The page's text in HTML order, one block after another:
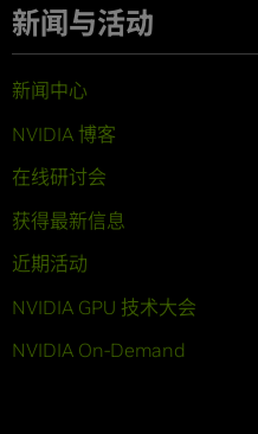
新闻与活动
新闻中心
NVIDIA 博客
在线研讨会
获得最新信息
近期活动
NVIDIA GPU 技术大会
NVIDIA On-Demand